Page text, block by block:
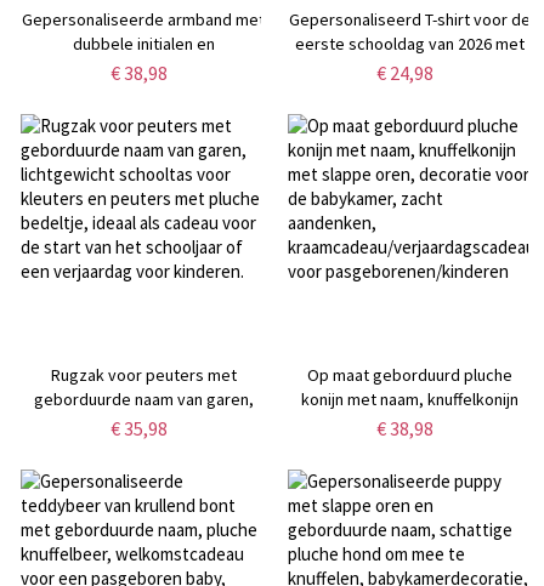
Gepersonaliseerde armband met
dubbele initialen en
fotoprojectie, verfijnde armband
verborgen foto aan de
binnenkant, stapelbaar
gedenksieraad, cadeau voor
vrouwen
€ 38,98
Gepersonaliseerd T-shirt voor de
eerste schooldag van 2026 met
naam, kleurrijk T-shirt met korte
schooljaar, unisex outfit, cadeau
voor jongens/meisjes/kinderen
voor de start van het schooljaar
€ 24,98
Rugzak voor peuters met
geborduurde naam van garen,
lichtgewicht schooltas voor
bedeltje, ideaal als cadeau voor
de start van het schooljaar of
een verjaardag voor kinderen.
€ 35,98
Op maat geborduurd pluche
konijn met naam, knuffelkonijn
met slappe oren, decoratie voor
kraamcadeau/verjaardagscadeau
voor pasgeborenen/kinderen
€ 38,98